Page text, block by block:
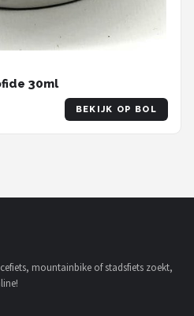
30ml
BEKIJK OP BOL
mountainbike of stadsfiets zoekt,